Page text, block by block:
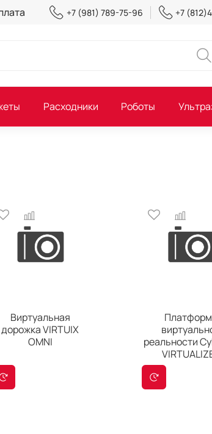
+7 (981) 789-75-96 +7
Расходники Роботы
Виртуальная
дорожка VIRTUIX
OMNI
реальности